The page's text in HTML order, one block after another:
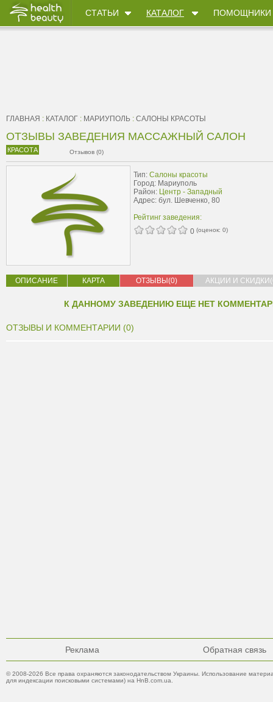
СТАТЬИ КАТАЛОГ ПОМОЩНИКИ
ГЛАВНАЯ : КАТАЛОГ : МАРИУПОЛЬ : САЛОНЫ КРАСОТЫ
ОТЗЫВЫ ЗАВЕДЕНИЯ МАССАЖНЫЙ САЛОН
КРАСОТА Отзывов (0)
Тип: Салоны красоты
Город: Мариуполь
Район: Центр - Западный
Адрес: бул. Шевченко, 80
Рейтинг заведения:
0 (оценок: 0)
ОПИСАНИЕ КАРТА ОТЗЫВЫ(0) АКЦИИ И
К ДАННОМУ ЗАВЕДЕНИЮ ЕЩЕ НЕТ
ОТЗЫВЫ И КОММЕНТАРИИ (0)
Реклама Обратная связь
© 2008-2026 Все права охраняются законодательством Украины. Использование
для индексации поисковыми системами) на HnB.com.ua.